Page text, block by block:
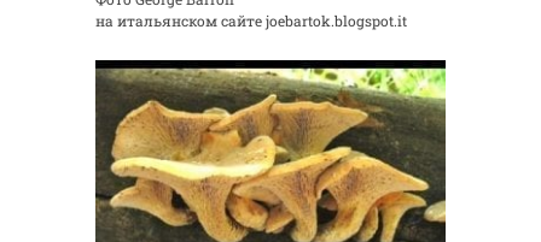
на итальянском сайте joebartok.blogspot.it